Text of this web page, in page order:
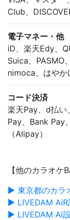
Club、
電子マネー・他
iD、楽天Edy、
Suica、PASMO
nimoca、はやか
コード決済
楽天Pay、d払い
Pay、Bank Pay
（Alipay）
【他のカラオケ
▶ 東京都のカラ
▶ LIVEDAM AiR
▶ LIVEDAM Ai